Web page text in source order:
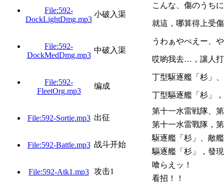
File:592-
DockLightDmg.mp3
小破入渠
こんな、傷のうち
就這，哪算得上受
File:592-
DockMedDmg.mp3
中破入渠
うわぁやべえー、
哎喲我去…，讓人
File:592-
FleetOrg.mp3
编成
丁型駆逐艦「杉」
丁型驅逐艦「杉」
File:592-Sortie.mp3 出征
第十一水雷戦隊、
第十一水雷戰隊，
File:592-Battle.mp3 战斗开始
駆逐艦「杉」、敵
驅逐艦「杉」，發
File:592-Atk1.mp3 攻击1
喰らえッ！
看招！！